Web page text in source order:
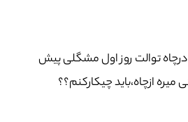
درچاه توالت روز اول مشگلی پیش
ازچاه،باید چیکارکنم؟؟